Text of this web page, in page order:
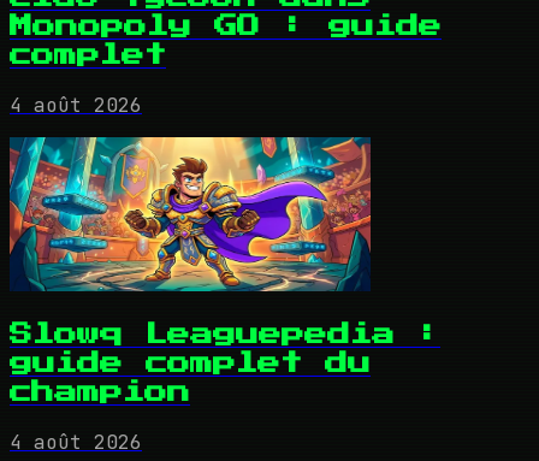
Monopoly GO : guide
complet
4 août 2026
Slowq Leaguepedia :
guide complet du
champion
4 août 2026